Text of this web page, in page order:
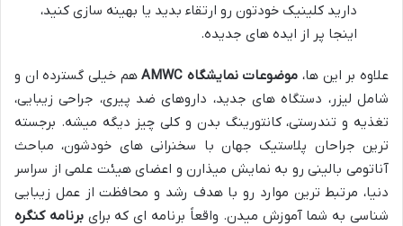
دارید کلینیک خودتون رو ارتقاء بدید یا بهینه سازی کنید،
اینجا پر از ایده های جدیده.
علاوه بر این ها، موضوعات نمایشگاه AMWC
هم خیلی گسترده ان و
شامل لیزر، دستگاه های جدید، داروهای ضد پیری، جراحی زیبایی،
تغذیه و تندرستی، کانتورینگ بدن و کلی چیز دیگه میشه. برجسته
ترین جراحان پلاستیک جهان با سخنرانی های خودشون، مباحث
آناتومی بالینی رو به نمایش میذارن و اعضای هیئت علمی از سراسر
دنیا، مرتبط ترین موارد رو با هدف رشد و محافظت از عمل زیبایی
شناسی به شما آموزش میدن. واقعاً برنامه ای که برایبرنامه کنگره